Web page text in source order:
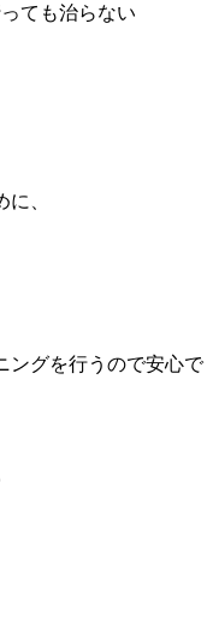
ても治らない
、
ングを行うので安心で